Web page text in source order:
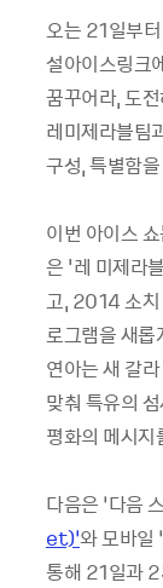
오는 21일부
설아이스링크
꿈꾸어라, 도
레미제라블팀
구성, 특별함
이번 아이스
은 '레 미제라
고, 2014 소치
로그램을 새롭
연아는 새 갈
맞춰 특유의
평화의 메시지
다음은 ‘다음
et)’와 모바일
통해 21일과